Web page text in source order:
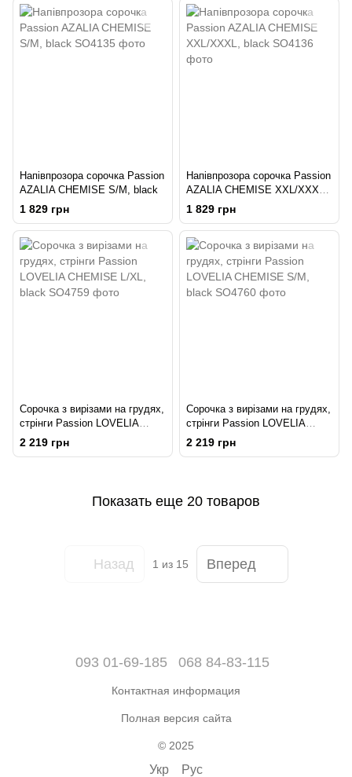
Напівпрозора сорочка Passion
AZALIA CHEMISE S/M, black
1 829 грн
Напівпрозора сорочка Passion
AZALIA CHEMISE XXL/XXXL,
black
1 829 грн
Сорочка з вирізами на грудях,
стрінги Passion LOVELIA
CHEMISE L/XL, black
2 219 грн
Сорочка з вирізами на грудях,
стрінги Passion LOVELIA
CHEMISE S/M, black
2 219 грн
Показать еще 20 товаров
Назад 1 из 15 Вперед
093 01-69-185 068 84-83-115
Контактная информация
Полная версия сайта
© 2025
Укр Рус